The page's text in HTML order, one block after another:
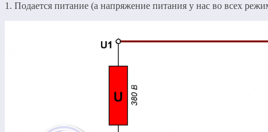
1. Подается питание (а напряжение питания у нас во всех